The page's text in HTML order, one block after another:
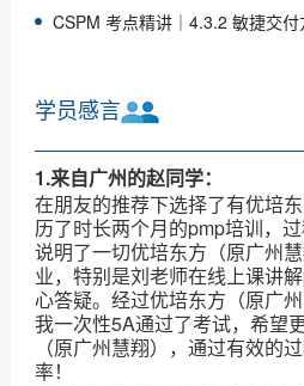
CSPM 考点精讲｜4.3.2 敏捷交付
学员感言
1.来自广州的赵同学：
在朋友的推荐下选择了有优培
历了时长两个月的pmp培训，
说明了一切优培东方（原广州
业，特别是刘老师在线上课讲
心答疑。经过优培东方（原广
我一次性5A通过了考试，希望
（原广州慧翔），通过有效的
率！